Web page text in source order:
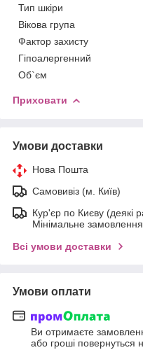
Тип шкіри
Вікова група
Фактор захисту
Гіпоалергенний
Об`єм
Приховати
Умови доставки
Нова Пошта
Самовивіз (м. Київ)
Кур'єр по Києву (деякі
Мінімальне
Всі умови доставки
Умови оплати
Ви отримаєте
або гроші повернуться